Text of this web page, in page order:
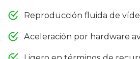
Reproducción fluida de
Aceleración por hardware